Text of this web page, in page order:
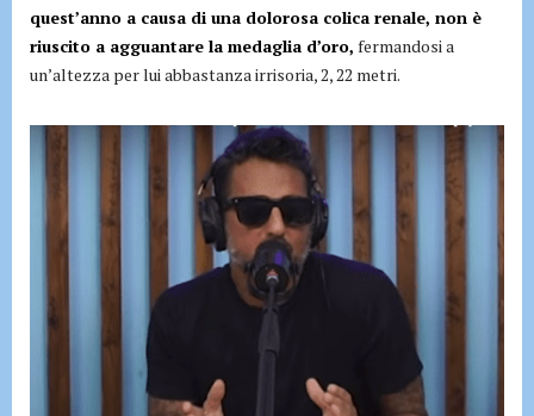
quest’anno a causa di una dolorosa colica renale, non è
riuscito a agguantare la medaglia d’oro, fermandosi a
un’altezza per lui abbastanza irrisoria, 2, 22 metri.